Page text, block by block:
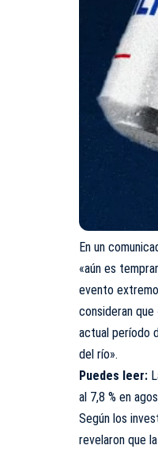
En un
«aún es
evento
consideran
actual período
del río».
Puedes leer:
al 7,8 % en
Según los
revelaron que